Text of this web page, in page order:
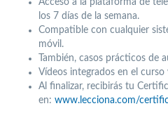
Acceso a la plataforma de
los 7 días de la semana.
Compatible con cualquier
móvil.
También, casos prácticos de
Vídeos integrados en el
Al finalizar, recibirás tu
en: www.lecciona.com/